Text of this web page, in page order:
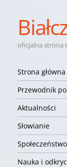
oficjalna strona
Nawigacja
Przejdź do
Strona główna
Przewodnik
Aktualności
Słowianie
Nauka i